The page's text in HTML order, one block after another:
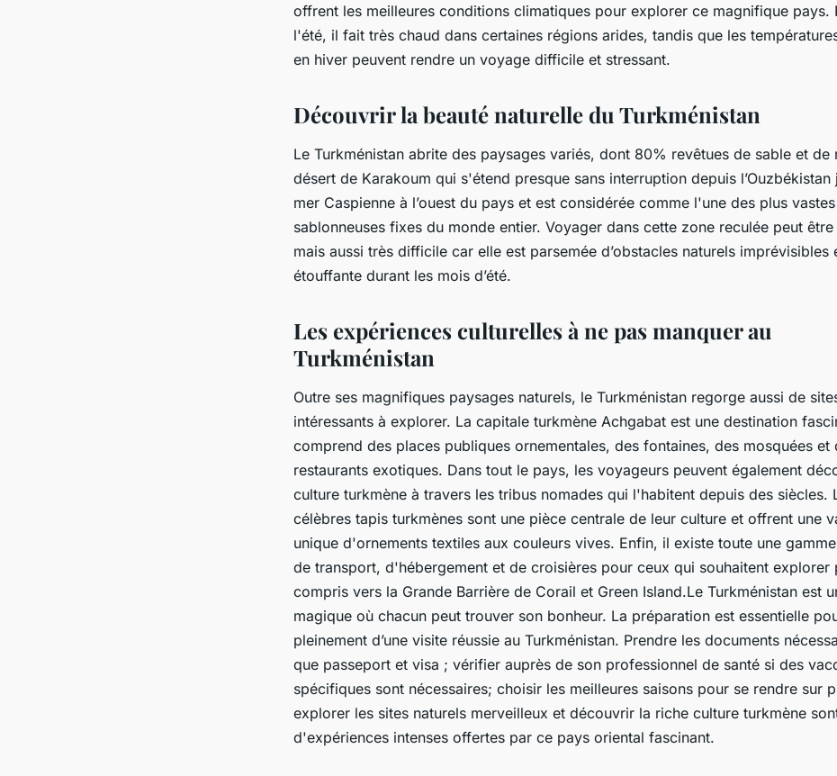
offrent les meilleures conditions climatiques pour explorer ce magnifique pays.
l'été, il fait très chaud dans certaines régions arides, tandis que les
en hiver peuvent rendre un voyage difficile et stressant.
Découvrir la beauté naturelle du Turkménistan
Le Turkménistan abrite des paysages variés, dont 80% revêtues de sable et de
désert de Karakoum qui s'étend presque sans interruption depuis l’Ouzbékistan
mer Caspienne à l’ouest du pays et est considérée comme l'une des plus
sablonneuses fixes du monde entier. Voyager dans cette zone reculée peut
mais aussi très difficile car elle est parsemée d’obstacles naturels imprévisibles
étouffante durant les mois d’été.
Les expériences culturelles à ne pas manquer au
Turkménistan
Outre ses magnifiques paysages naturels, le Turkménistan regorge aussi de
intéressants à explorer. La capitale turkmène Achgabat est une destination
comprend des places publiques ornementales, des fontaines, des mosquées et
restaurants exotiques. Dans tout le pays, les voyageurs peuvent également
culture turkmène à travers les tribus nomades qui l'habitent depuis des siècles.
célèbres tapis turkmènes sont une pièce centrale de leur culture et offrent une
unique d'ornements textiles aux couleurs vives. Enfin, il existe toute une
de transport, d'hébergement et de croisières pour ceux qui souhaitent explorer
compris vers la Grande Barrière de Corail et Green Island.Le Turkménistan est
magique où chacun peut trouver son bonheur. La préparation est essentielle
pleinement d’une visite réussie au Turkménistan. Prendre les documents
que passeport et visa ; vérifier auprès de son professionnel de santé si des
spécifiques sont nécessaires; choisir les meilleures saisons pour se rendre sur
explorer les sites naturels merveilleux et découvrir la riche culture turkmène
d'expériences intenses offertes par ce pays oriental fascinant.